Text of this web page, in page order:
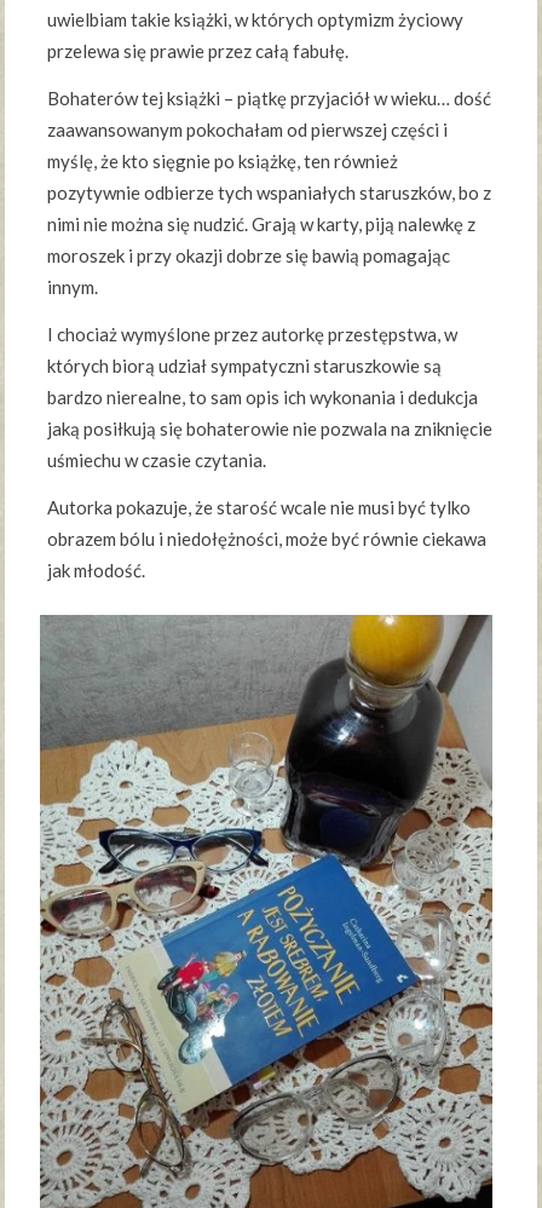
uwielbiam takie książki, w których optymizm życiowy
przelewa się prawie przez całą fabułę.
Bohaterów tej książki – piątkę przyjaciół w wieku… dość
zaawansowanym pokochałam od pierwszej części i
myślę, że kto sięgnie po książkę, ten również
pozytywnie odbierze tych wspaniałych staruszków, bo z
nimi nie można się nudzić. Grają w karty, piją nalewkę z
moroszek i przy okazji dobrze się bawią pomagając
innym.
I chociaż wymyślone przez autorkę przestępstwa, w
których biorą udział sympatyczni staruszkowie są
bardzo nierealne, to sam opis ich wykonania i dedukcja
jaką posiłkują się bohaterowie nie pozwala na zniknięcie
uśmiechu w czasie czytania.
Autorka pokazuje, że starość wcale nie musi być tylko
obrazem bólu i niedołężności, może być równie ciekawa
jak młodość.